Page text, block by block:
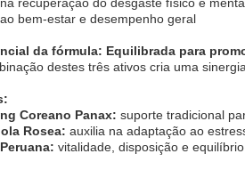
bem-estar e desempenho geral
da fórmula: Equilibrada para
destes três ativos cria uma
Coreano Panax: suporte tradicional
Rosea: auxilia na adaptação ao
vitalidade, disposição e